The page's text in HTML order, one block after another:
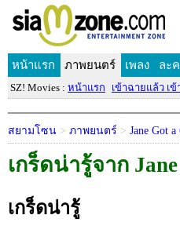
หน้าแรก ภาพยนตร์ เพลง ละ
SZ! Movies : หน้าแรก เข้าฉายแล้ว เข้
สยามโซน > ภาพยนตร์ > Jane Got a
เกร็ดน่ารู้จาก
เกร็ดน่ารู้